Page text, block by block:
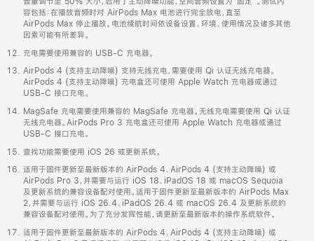
容包括：在播放音频时对 AirPods Max 电池进行完全放电，直至
AirPods Max 停止播放。电池续航时间依设备设置、环境、使用情况及诸多其他
因素可能有所差异。
充电需要使用兼容的 USB-C 充电器。
AirPods 4 (支持主动降噪) 支持无线充电，需要使用 Qi 认证无线充电器。
AirPods 4 (支持主动降噪) 充电盒还可使用 Apple Watch 充电器或通过
USB-C 接口充电。
MagSafe 充电需要使用兼容的 MagSafe 充电器。无线充电需要使用 Qi 认证
无线充电器。AirPods Pro 3 充电盒还可使用 Apple Watch 充电器或通过
USB-C 接口充电。
查找功能需要使用 iOS 26 或更新系统。
适用于固件更新至最新版本的 AirPods 4、AirPods 4 (支持主动降噪) 或
AirPods Pro 3，并需要与运行 iOS 18、iPadOS 18 或 macOS Sequoia
及更新系统的兼容设备配对使用。适用于固件更新至最新版本的 AirPods Max
2，并需要与运行 iOS 26.4、iPadOS 26.4 或 macOS 26.4 及更新系统的
兼容设备配对使用。为了充分发挥性能，请更新至最新版本的操作系统软件。
适用于固件更新至最新版本的 AirPods 4、AirPods 4 (支持主动降噪) 或